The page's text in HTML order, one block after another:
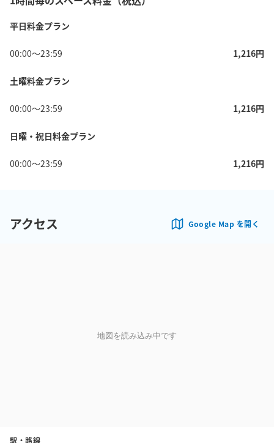
平日料金プラン
00:00〜23:59 1,216円
土曜料金プラン
00:00〜23:59 1,216円
日曜・祝日料金プラン
00:00〜23:59 1,216円
アクセス Google Map を開く
地図を読み込み中です
駅・路線